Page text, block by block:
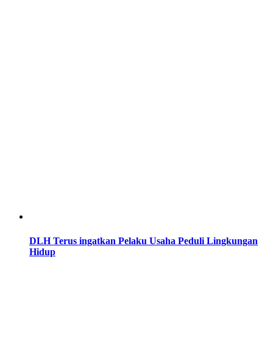
DLH Terus ingatkan Pelaku Usaha Peduli Lingkungan
Hidup